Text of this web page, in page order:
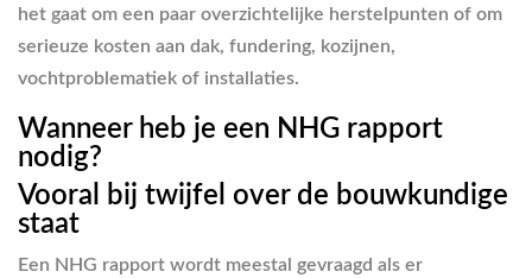
het gaat om een paar overzichtelijke herstelpunten of om
serieuze kosten aan dak, fundering, kozijnen,
vochtproblematiek of installaties.
Wanneer heb je een NHG rapport
nodig?
Vooral bij twijfel over de bouwkundige
staat
Een NHG rapport wordt meestal gevraagd als er